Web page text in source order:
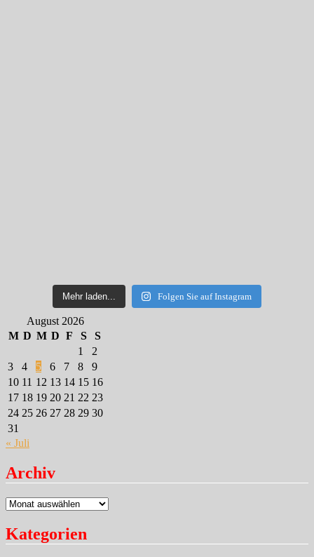
Mehr laden... Folgen Sie auf Instagram
August 2026
M D M D F S
S
1
2
3
4 5 6 7 8
9
10 11 12 13 14 15 16
17 18 19 20 21 22 23
24 25 26 27 28 29 30
31
« Juli
Archiv
Archiv
Kategorien